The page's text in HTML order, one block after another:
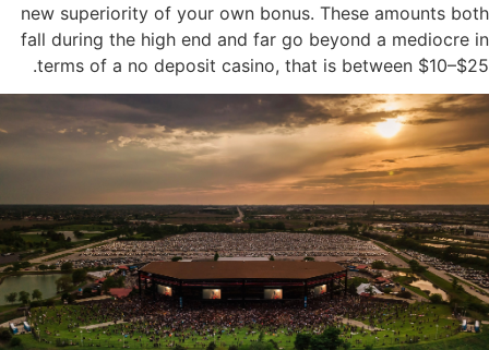
new superiority of your own bonus. These amounts both
fall during the high end and far go beyond a mediocre in
terms of a no deposit casino, that is between $10–$25.